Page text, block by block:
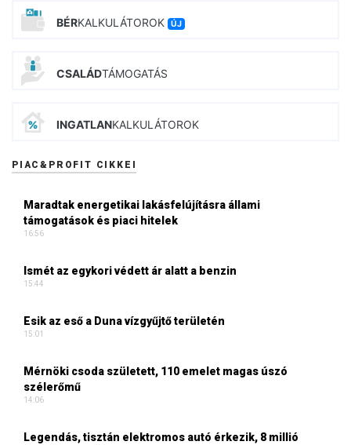
BÉRKALKULÁTOROK ÚJ
CSALÁDTÁMOGATÁS
INGATLANKALKULÁTOROK
PIAC&PROFIT CIKKEI
Maradtak energetikai lakásfelújításra állami
támogatások és piaci hitelek
16:56
Ismét az egykori védett ár alatt a benzin
15:44
Esik az eső a Duna vízgyűjtő területén
15:01
Mérnöki csoda született, 110 emelet magas úszó
szélerőmű
14:06
Legendás, tisztán elektromos autó érkezik, 8 millió